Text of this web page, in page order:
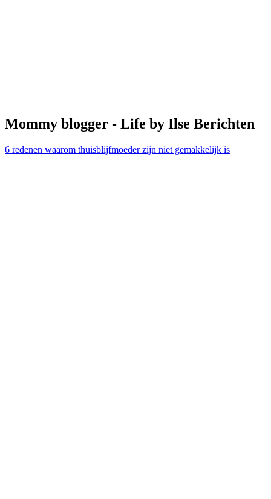
Mommy blogger - Life by Ilse Berichten
6 redenen waarom thuisblijfmoeder zijn niet gemakkelijk is